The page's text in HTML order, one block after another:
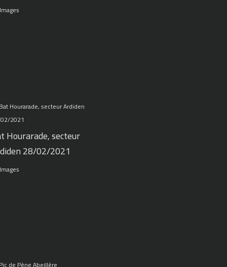
Hourarade, secteur
28/02/2021